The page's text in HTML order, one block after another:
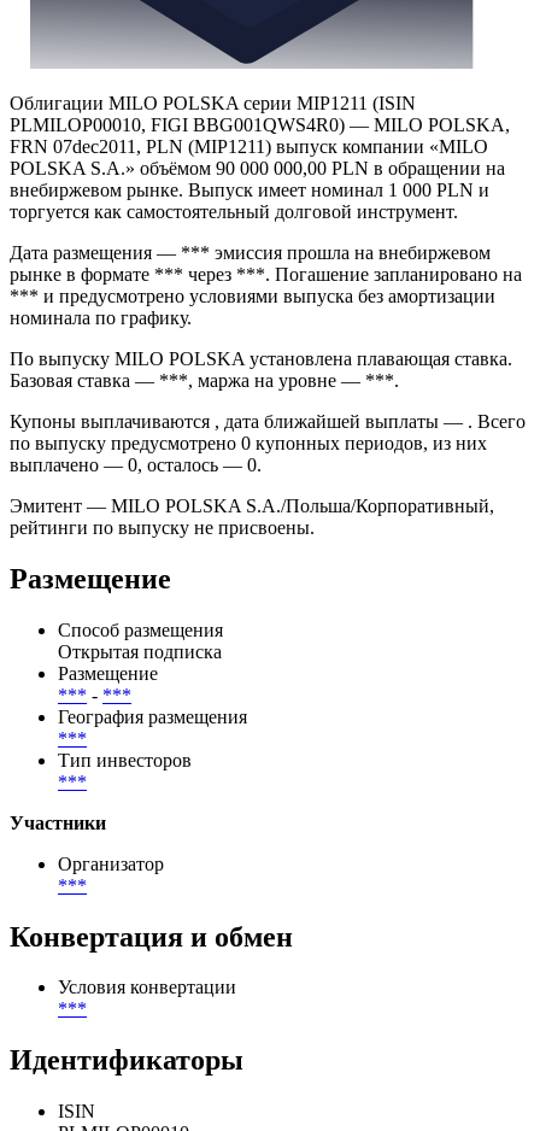
Облигации MILO POLSKA серии MIP1211 (ISIN
PLMILOP00010, FIGI BBG001QWS4R0) — MILO POLSKA,
FRN 07dec2011, PLN (MIP1211) выпуск компании «MILO
POLSKA S.A.» объёмом 90 000 000,00 PLN в обращении на
внебиржевом рынке. Выпуск имеет номинал 1 000 PLN и
торгуется как самостоятельный долговой инструмент.
Дата размещения — *** эмиссия прошла на внебиржевом
рынке в формате *** через ***. Погашение запланировано на
*** и предусмотрено условиями выпуска без амортизации
номинала по графику.
По выпуску MILO POLSKA установлена плавающая ставка.
Базовая ставка — ***, маржа на уровне — ***.
Купоны выплачиваются , дата ближайшей выплаты — . Всего
по выпуску предусмотрено 0 купонных периодов, из них
выплачено — 0, осталось — 0.
Эмитент — MILO POLSKA S.A./Польша/Корпоративный,
рейтинги по выпуску не присвоены.
Размещение
Способ размещения
Открытая подписка
Размещение
*** - ***
География размещения
***
Тип инвесторов
***
Участники
Организатор
***
Конвертация и обмен
Условия конвертации
***
Идентификаторы
ISIN